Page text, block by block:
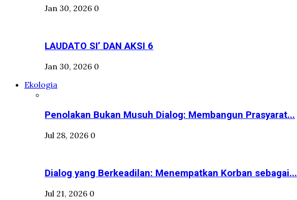
Jan 30, 2026 0
LAUDATO SI’ DAN AKSI 6
Jan 30, 2026 0
Ekologia
Penolakan Bukan Musuh Dialog: Membangun Prasyarat...
Jul 28, 2026 0
Dialog yang Berkeadilan: Menempatkan Korban sebagai...
Jul 21, 2026 0